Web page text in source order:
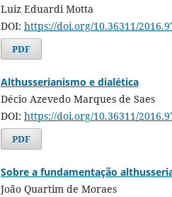
Luiz Eduardi Motta
DOI: https://doi.org/10.36311/
PDF
Althusserianismo e dialética
Décio Azevedo Marques de Saes
DOI: https://doi.org/10.36311/
PDF
Sobre a fundamentação
João Quartim de Moraes